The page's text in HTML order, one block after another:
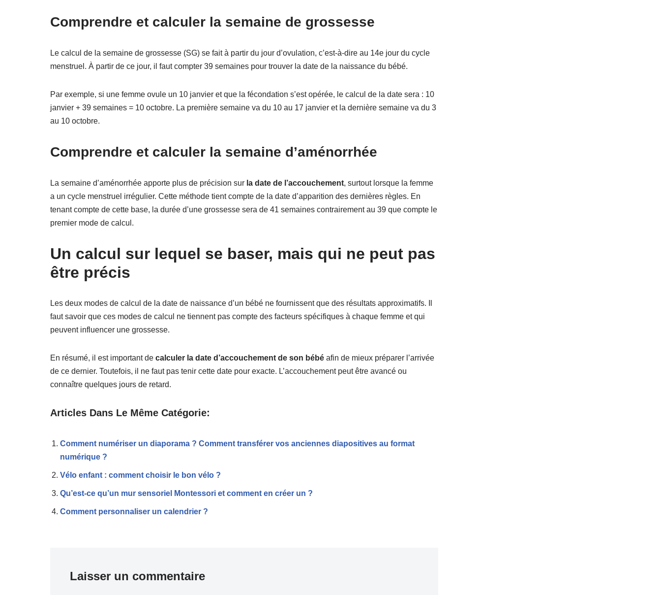
Comprendre et calculer la semaine de grossesse
Le calcul de la semaine de grossesse (SG) se fait à partir du jour d’ovulation, c’est-à-dire au 14e jour du cycle
menstruel. À partir de ce jour, il faut compter 39 semaines pour trouver la date de la naissance du bébé.
Par exemple, si une femme ovule un 10 janvier et que la fécondation s’est opérée, le calcul de la date sera : 10
janvier + 39 semaines = 10 octobre. La première semaine va du 10 au 17 janvier et la dernière semaine va du 3
au 10 octobre.
Comprendre et calculer la semaine d’aménorrhée
La semaine d’aménorrhée apporte plus de précision sur la date de l’accouchement, surtout lorsque la femme
a un cycle menstruel irrégulier. Cette méthode tient compte de la date d’apparition des dernières règles. En
tenant compte de cette base, la durée d’une grossesse sera de 41 semaines contrairement au 39 que compte le
premier mode de calcul.
Un calcul sur lequel se baser, mais qui ne peut pas
être précis
Les deux modes de calcul de la date de naissance d’un bébé ne fournissent que des résultats approximatifs. Il
faut savoir que ces modes de calcul ne tiennent pas compte des facteurs spécifiques à chaque femme et qui
peuvent influencer une grossesse.
En résumé, il est important de calculer la date d’accouchement de son bébé afin de mieux préparer l’arrivée
de ce dernier. Toutefois, il ne faut pas tenir cette date pour exacte. L’accouchement peut être avancé ou
connaître quelques jours de retard.
Articles Dans Le Même Catégorie:
Comment numériser un diaporama ? Comment transférer vos anciennes diapositives au format
numérique ?
Vélo enfant : comment choisir le bon vélo ?
Qu’est-ce qu’un mur sensoriel Montessori et comment en créer un ?
Comment personnaliser un calendrier ?
Laisser un commentaire